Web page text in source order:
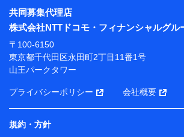
維持管理等の委託業務遂行のため、また
関連する当社または株式会社NTTドコモ
ルグループおよび提携会社のサービスを
ため
（各サービスで取得したサービス利用履
トの閲覧履歴、購買履歴、ご契約内容等
ータを分析して、お客さまの趣味・嗜好
サービス・商品等に関するご提案や広
ことがあります。）
各種セミナーの開催のため
コンサルティングサービスの実施のため
アンケートやキャンペーン等の実施のた
共同募集代理店
株式会社NTTドコモ・フィナンシャルグル
〒100-6150
東京都千代田区永田町2丁目11番1号
山王パークタワー
プライバシーポリシー 会社概要
規約・方針